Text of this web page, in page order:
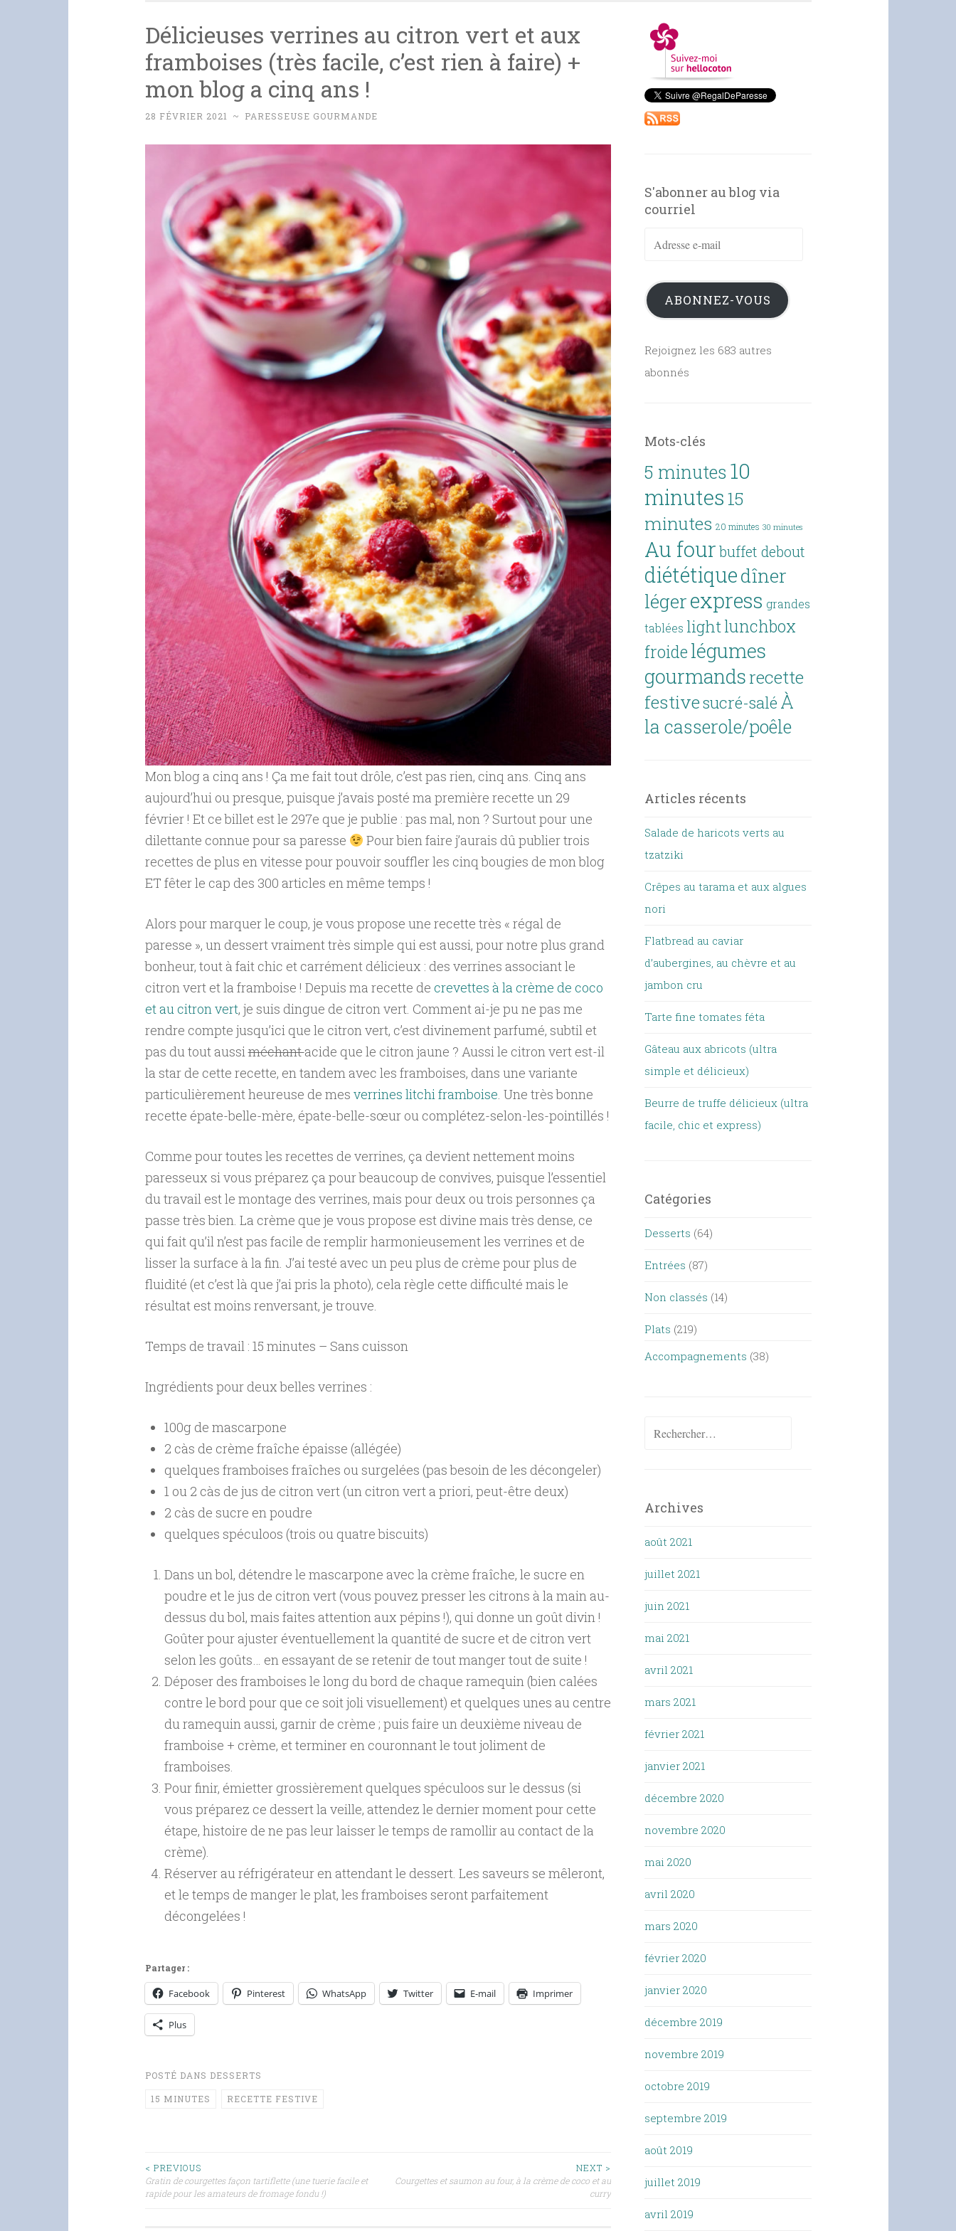
Délicieuses verrines au citron vert et aux
framboises (très facile, c’est rien à faire) +
mon blog a cinq ans !
28 FÉVRIER 2021 ~ PARESSEUSE GOURMANDE
Mon blog a cinq ans ! Ça me fait tout drôle, c’est pas rien, cinq ans. Cinq ans
aujourd’hui ou presque, puisque j’avais posté ma première recette un 29
février ! Et ce billet est le 297e que je publie : pas mal, non ? Surtout pour une
dilettante connue pour sa paresse
Pour bien faire j’aurais dû publier trois
recettes de plus en vitesse pour pouvoir souffler les cinq bougies de mon blog
ET fêter le cap des 300 articles en même temps !
Alors pour marquer le coup, je vous propose une recette très « régal de
paresse », un dessert vraiment très simple qui est aussi, pour notre plus grand
bonheur, tout à fait chic et carrément délicieux : des verrines associant le
citron vert et la framboise ! Depuis ma recette de crevettes à la crème de coco
et au citron vert, je suis dingue de citron vert. Comment ai-je pu ne pas me
rendre compte jusqu’ici que le citron vert, c’est divinement parfumé, subtil et
pas du tout aussiméchantacide que le citron jaune ? Aussi le citron vert est-il
la star de cette recette, en tandem avec les framboises, dans une variante
particulièrement heureuse de mes verrines litchi framboise. Une très bonne
recette épate-belle-mère, épate-belle-sœur ou complétez-selon-les-pointillés !
Comme pour toutes les recettes de verrines, ça devient nettement moins
paresseux si vous préparez ça pour beaucoup de convives, puisque l’essentiel
du travail est le montage des verrines, mais pour deux ou trois personnes ça
passe très bien. La crème que je vous propose est divine mais très dense, ce
qui fait qu’il n’est pas facile de remplir harmonieusement les verrines et de
lisser la surface à la fin. J’ai testé avec un peu plus de crème pour plus de
fluidité (et c’est là que j’ai pris la photo), cela règle cette difficulté mais le
résultat est moins renversant, je trouve.
Temps de travail : 15 minutes – Sans cuisson
Ingrédients pour deux belles verrines :
100g de mascarpone
2 càs de crème fraîche épaisse (allégée)
quelques framboises fraîches ou surgelées (pas besoin de les décongeler)
1 ou 2 càs de jus de citron vert (un citron vert a priori, peut-être deux)
2 càs de sucre en poudre
quelques spéculoos (trois ou quatre biscuits)
Dans un bol, détendre le mascarpone avec la crème fraîche, le sucre en
poudre et le jus de citron vert (vous pouvez presser les citrons à la main au-
dessus du bol, mais faites attention aux pépins !), qui donne un goût divin !
Goûter pour ajuster éventuellement la quantité de sucre et de citron vert
selon les goûts… en essayant de se retenir de tout manger tout de suite !
Déposer des framboises le long du bord de chaque ramequin (bien calées
contre le bord pour que ce soit joli visuellement) et quelques unes au centre
du ramequin aussi, garnir de crème ; puis faire un deuxième niveau de
framboise + crème, et terminer en couronnant le tout joliment de
framboises.
Pour finir, émietter grossièrement quelques spéculoos sur le dessus (si
vous préparez ce dessert la veille, attendez le dernier moment pour cette
étape, histoire de ne pas leur laisser le temps de ramollir au contact de la
crème).
Réserver au réfrigérateur en attendant le dessert. Les saveurs se mêleront,
et le temps de manger le plat, les framboises seront parfaitement
décongelées !
Partager :
Facebook Pinterest WhatsApp Twitter E-mail Imprimer
Plus
POSTÉ DANS DESSERTS
15 MINUTES RECETTE FESTIVE
Navigation
< PREVIOUS
Gratin de courgettes façon tartiflette (une tuerie facile et
rapide pour les amateurs de fromage fondu !)
NEXT >
Courgettes et saumon au four, à la crème de coco et au
curry
S'abonner au blog via
courriel
Adresse
mail
ABONNEZ-VOUS
Rejoignez les 683 autres
abonnés
Mots-clés
5 minutes 10
minutes15
minutes 20 minutes 30 minutes
Au four buffet debout
diététiquedîner
légerexpress grandes
tablées light lunchbox
froide légumes
gourmandsrecette
festivesucré-salé À
la casserole/poêle
Articles récents
Salade de haricots verts au
tzatziki
Crêpes au tarama et aux algues
nori
Flatbread au caviar
d’aubergines, au chèvre et au
jambon cru
Tarte fine tomates féta
Gâteau aux abricots (ultra
simple et délicieux)
Beurre de truffe délicieux (ultra
facile, chic et express)
Catégories
Desserts (64)
Entrées (87)
Non classés (14)
Plats (219)
Accompagnements (38)
Rechercher :
Archives
août 2021
juillet 2021
juin 2021
mai 2021
avril 2021
mars 2021
février 2021
janvier 2021
décembre 2020
novembre 2020
mai 2020
avril 2020
mars 2020
février 2020
janvier 2020
décembre 2019
novembre 2019
octobre 2019
septembre 2019
août 2019
juillet 2019
avril 2019